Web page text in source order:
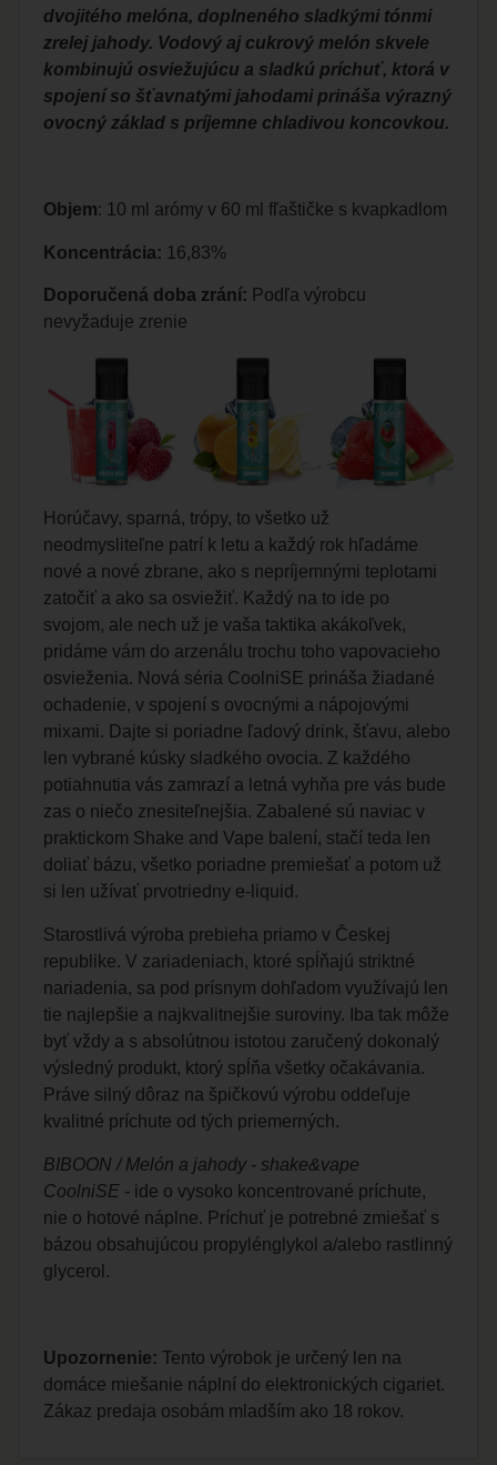
dvojitého melóna, doplneného sladkými tónmi
zrelej jahody. Vodový aj cukrový melón skvele
kombinujú osviežujúcu a sladkú príchuť, ktorá v
spojení so šťavnatými jahodami prináša výrazný
ovocný základ s príjemne chladivou koncovkou.
Objem: 10 ml arómy v 60 ml fľaštičke s kvapkadlom
Koncentrácia: 16,83%
Doporučená doba zrání: Podľa výrobcu
nevyžaduje zrenie
Horúčavy, sparná, trópy, to všetko už
neodmysliteľne patrí k letu a každý rok hľadáme
nové a nové zbrane, ako s nepríjemnými teplotami
zatočiť a ako sa osviežiť. Každý na to ide po
svojom, ale nech už je vaša taktika akákoľvek,
pridáme vám do arzenálu trochu toho vapovacieho
osvieženia. Nová séria CoolniSE prináša žiadané
ochadenie, v spojení s ovocnými a nápojovými
mixami. Dajte si poriadne ľadový drink, šťavu, alebo
len vybrané kúsky sladkého ovocia. Z každého
potiahnutia vás zamrazí a letná vyhňa pre vás bude
zas o niečo znesiteľnejšia. Zabalené sú naviac v
praktickom Shake and Vape balení, stačí teda len
doliať bázu, všetko poriadne premiešať a potom už
si len užívať prvotriedny e-liquid.
Starostlivá výroba prebieha priamo v Českej
republike. V zariadeniach, ktoré spĺňajú striktné
nariadenia, sa pod prísnym dohľadom využívajú len
tie najlepšie a najkvalitnejšie suroviny. Iba tak môže
byť vždy a s absolútnou istotou zaručený dokonalý
výsledný produkt, ktorý spĺňa všetky očakávania.
Práve silný dôraz na špičkovú výrobu oddeľuje
kvalitné príchute od tých priemerných.
BIBOON / Melón a jahody - shake&vape
CoolniSE - ide o vysoko koncentrované príchute,
nie o hotové náplne. Príchuť je potrebné zmiešať s
bázou obsahujúcou propylénglykol a/alebo rastlinný
glycerol.
Upozornenie: Tento výrobok je určený len na
domáce miešanie náplní do elektronických cigariet.
Zákaz predaja osobám mladším ako 18 rokov.